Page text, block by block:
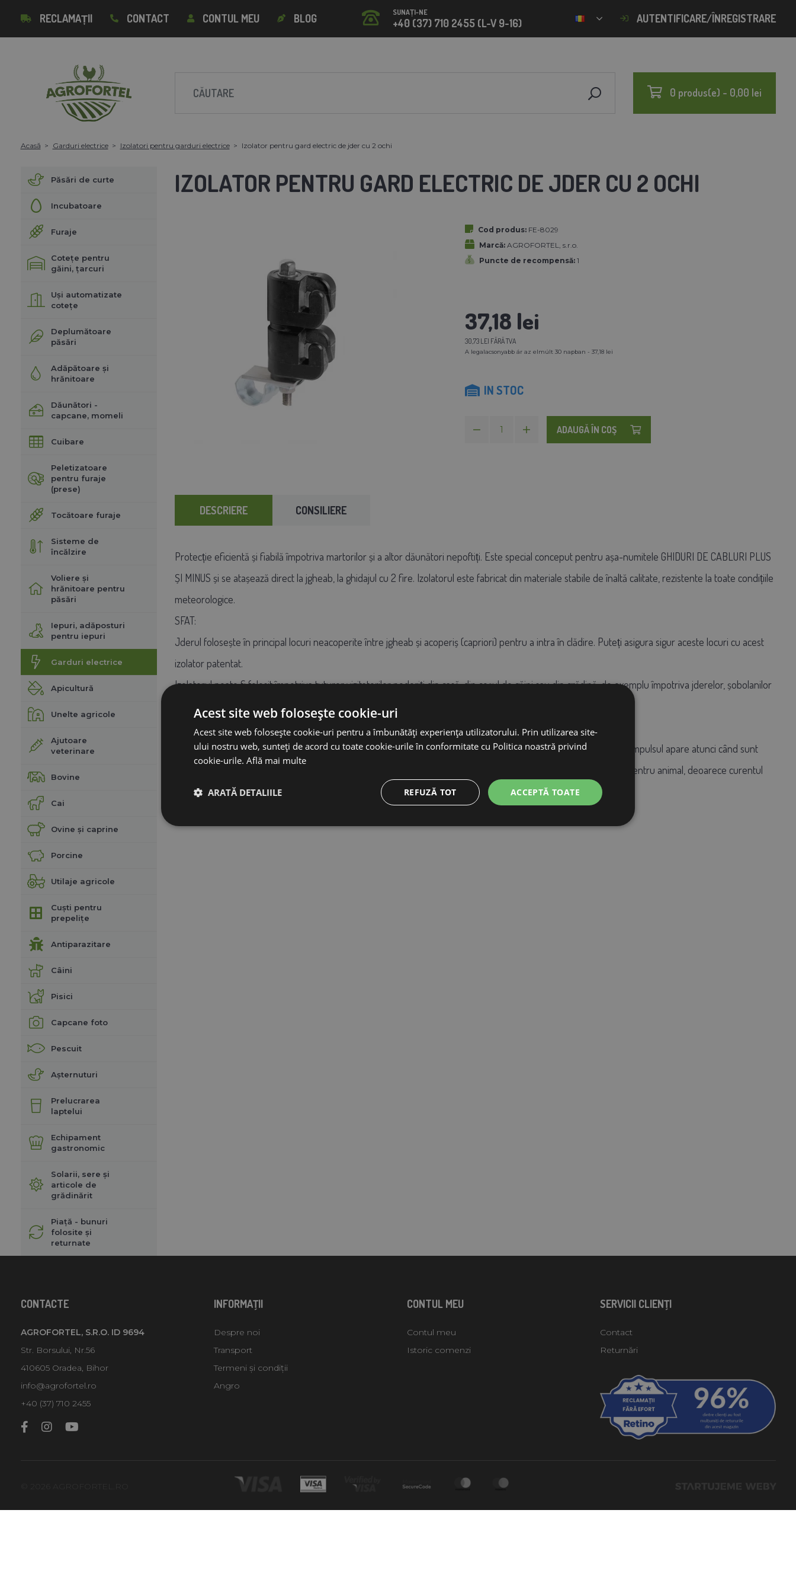
RECLAMAȚII CONTACT CONTUL MEU BLOG SUNAȚI-NE
+40 (37) 710 2455 (L-V 9-16) AUTENTIFICARE/ÎNREGISTRARE
0 produs(e) - 0,00 lei
Acasă Garduri electrice Izolatori pentru garduri electrice Izolator pentru gard electric de jder cu 2 ochi
Păsări de curte
Incubatoare
Furaje
Cotețe pentru
găini, țarcuri
Uși automatizate
cotețe
Deplumătoare
păsări
Adăpătoare și
hrănitoare
Dăunători -
capcane, momeli
Cuibare
Peletizatoare
pentru furaje
(prese)
Tocătoare furaje
Sisteme de
încălzire
Voliere și
hrănitoare pentru
păsări
Iepuri, adăposturi
pentru iepuri
Garduri electrice
Apicultură
Unelte agricole
Ajutoare
veterinare
Bovine
Cai
Ovine și caprine
Porcine
Utilaje agricole
Cuști pentru
prepelițe
Antiparazitare
Câini
Pisici
Capcane foto
Pescuit
Așternuturi
Prelucrarea
laptelui
Echipament
gastronomic
Solarii, sere și
articole de
grădinărit
Piață - bunuri
folosite și
returnate
IZOLATOR PENTRU GARD ELECTRIC DE JDER CU 2 OCHI
Cod produs: FE-8029
Marcă: AGROFORTEL, s.r.o.
Puncte de recompensă: 1
37,18 lei
30,73 LEI FĂRĂ TVA
A legalacsonyabb ár az elmúlt 30 napban - 37,18 lei
IN STOC
ADAUGĂ ÎN COŞ
DESCRIERE CONSILIERE
Protecție eficientă și fiabilă împotriva martorilor și a altor dăunători nepoftiți. Este special conceput pentru așa-numitele GHIDURI DE CABLURI PLUS
ȘI MINUS și se atașează direct la jgheab, la ghidajul cu 2 fire. Izolatorul este fabricat din materiale stabile de înaltă calitate, rezistente la toate condițiile
meteorologice.
SFAT:
Jderul folosește în principal locuri neacoperite între jgheab și acoperiș (capriori) pentru a intra în clădire. Puteți asigura sigur aceste locuri cu acest
izolator patentat.
Izolatorul poate fi folosit împotriva tuturor vizitatorilor nedoriți din casă, din coșul de găini sau din grădină, de exemplu împotriva jderelor, șobolanilor
sau chiar înainte de așezarea păsărilor etc.
Potrivit pentru utilizarea liniei PLUS-MINUS, de ex. fără împământare, când ambele fire sunt conduse în paralel și impulsul apare atunci când sunt
conectate. Această cale directă face ca impulsul electric să fie deosebit de intens, dar în același timp mai sensibil pentru animal, deoarece curentul
curge doar printr-o mică parte a corpului.
CONTACTE
AGROFORTEL, S.R.O. ID 9694
Str. Borsului, Nr.56
410605 Oradea, Bihor
info@agrofortel.ro
+40 (37) 710 2455
INFORMAŢII
Despre noi
Transport
Termeni și condiții
Angro
CONTUL MEU
Contul meu
Istoric comenzi
SERVICII CLIENŢI
Contact
Returnări
Acest site web folosește cookie-uri
Acest site web folosește cookie-uri pentru a îmbunătăți experiența utilizatorului. Prin utilizarea site-
ului nostru web, sunteți de acord cu toate cookie-urile în conformitate cu Politica noastră privind
cookie-urile. Află mai multe
ACCEPTĂ TOATE
REFUZĂ TOT
ARATĂ DETALIILE